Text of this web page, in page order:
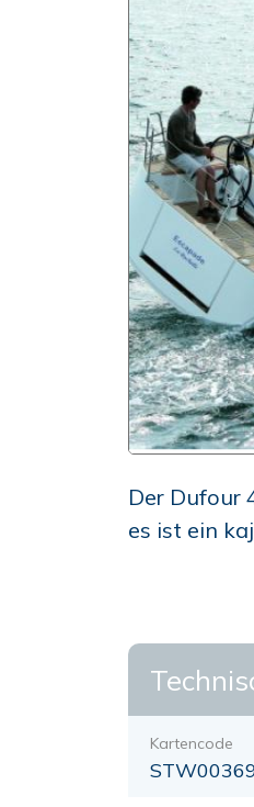
Der Dufour
es ist ein
Kartencode